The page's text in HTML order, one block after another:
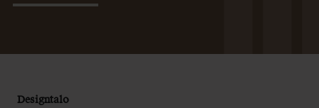
Designtalo